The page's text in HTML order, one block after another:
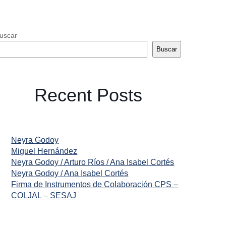
Buscar
Recent Posts
Neyra Godoy
Miguel Hernández
Neyra Godoy / Arturo Ríos / Ana Isabel Cortés
Neyra Godoy / Ana Isabel Cortés
Firma de Instrumentos de Colaboración CPS –
COLJAL – SESAJ